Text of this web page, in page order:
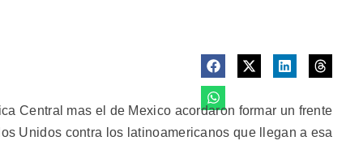
Central mas el de Mexico acordaron formar un frente
Unidos contra los latinoamericanos que llegan a esa